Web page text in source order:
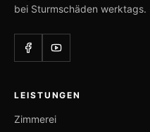
bei Sturmschäden werktags.
LEISTUNGEN
Zimmerei